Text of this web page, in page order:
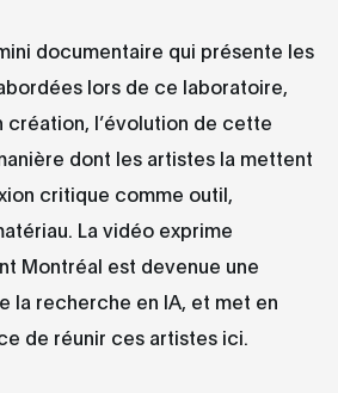
documentaire qui présente les
lors de ce laboratoire,
création, l’évolution de cette
dont les artistes la mettent
critique comme outil,
La vidéo exprime
Montréal est devenue une
la recherche en IA, et met en
de réunir ces artistes ici.